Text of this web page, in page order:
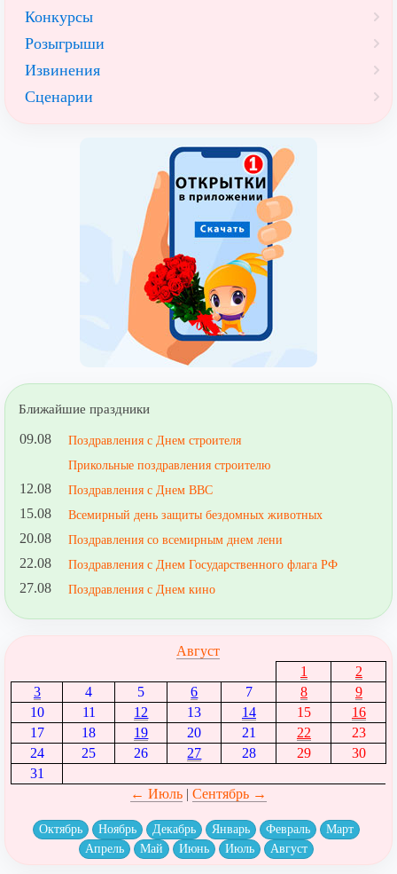
Конкурсы
Розыгрыши
Извинения
Сценарии
Ближайшие праздники
09.08
Поздравления с Днем строителя
Прикольные поздравления строителю
12.08 Поздравления с Днем ВВС
15.08 Всемирный день защиты бездомных животных
20.08 Поздравления со всемирным днем лени
22.08 Поздравления с Днем Государственного флага РФ
27.08 Поздравления с Днем кино
Август
1
2
3
4 5 6 7 8
9
10
11 12 13 14 15
16
17
18 19 20 21 22
23
24
25 26 27 28 29
30
31
← Июль| Сентябрь →
Октябрь Ноябрь Декабрь Январь Февраль
Март
Апрель
Май Июнь Июль Август